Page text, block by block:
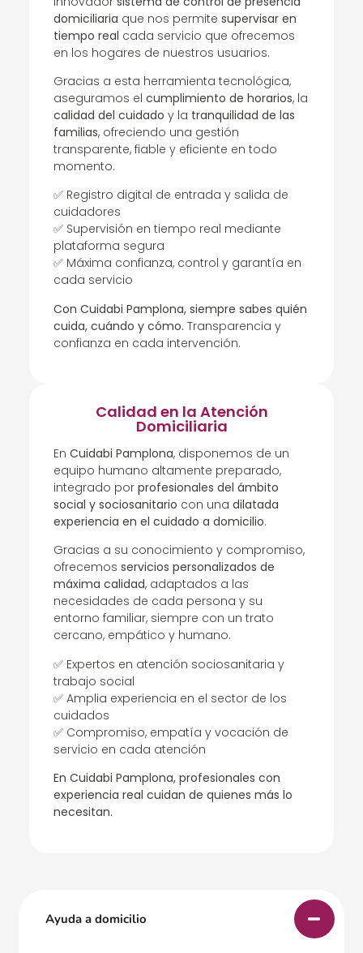
domiciliaria que nos permite supervisar en
tiempo real cada servicio que ofrecemos
en los hogares de nuestros usuarios.
Gracias a esta herramienta tecnológica,
aseguramos el cumplimiento de horarios, la
calidad del cuidado y la tranquilidad de las
familias, ofreciendo una gestión
transparente, fiable y eficiente en todo
momento.
✅ Registro digital de entrada y salida de
cuidadores
✅ Supervisión en tiempo real mediante
plataforma segura
✅ Máxima confianza, control y garantía en
cada servicio
Con Cuidabi Pamplona, siempre sabes quién
cuida, cuándo y cómo. Transparencia y
confianza en cada intervención.
Calidad en la Atención
Domiciliaria
En Cuidabi Pamplona, disponemos de un
equipo humano altamente preparado,
integrado por profesionales del ámbito
social y sociosanitario con una dilatada
experiencia en el cuidado a domicilio.
Gracias a su conocimiento y compromiso,
ofrecemos servicios personalizados de
máxima calidad, adaptados a las
necesidades de cada persona y su
entorno familiar, siempre con un trato
cercano, empático y humano.
✅ Expertos en atención sociosanitaria y
trabajo social
✅ Amplia experiencia en el sector de los
cuidados
✅ Compromiso, empatía y vocación de
servicio en cada atención
En Cuidabi Pamplona, profesionales con
experiencia real cuidan de quienes más lo
necesitan.
Ayuda a domicilio